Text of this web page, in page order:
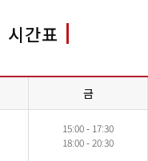
시간표
금
15:00 - 17:30
18:00 - 20:30